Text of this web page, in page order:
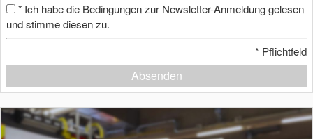
* Ich habe die Bedingungen zur Newsletter-Anmeldung gelesen
und stimme diesen zu.
* Pflichtfeld
Absenden